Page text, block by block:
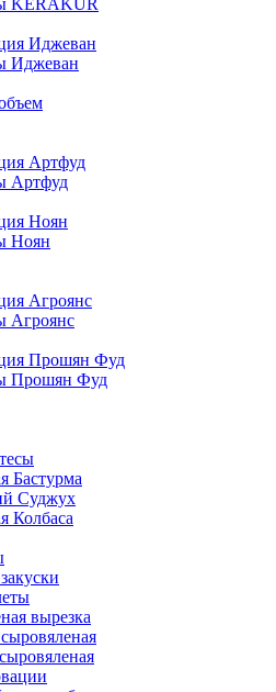
KERAKUR
Иджеван
Иджеван
Артфуд
Артфуд
Ноян
Ноян
Агроянс
Агроянс
Прошян Фуд
Прошян Фуд
Бастурма
Суджух
Колбаса
вырезка